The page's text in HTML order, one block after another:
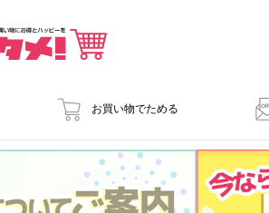
お買い物でためる